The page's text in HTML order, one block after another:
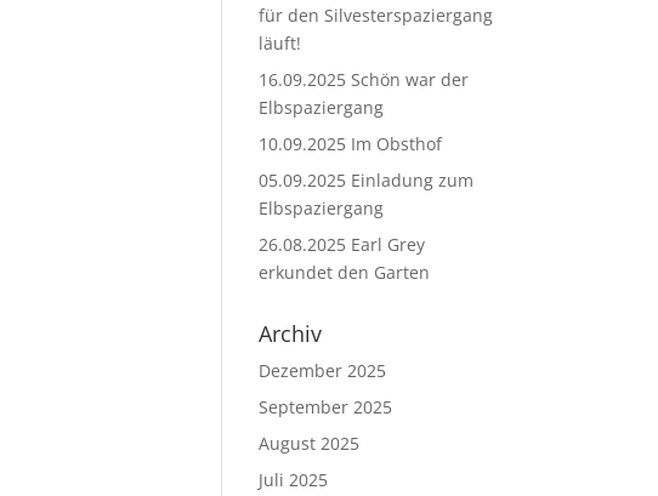
für den Silvesterspaziergang
läuft!
16.09.2025 Schön war der
Elbspaziergang
10.09.2025 Im Obsthof
05.09.2025 Einladung zum
Elbspaziergang
26.08.2025 Earl Grey
erkundet den Garten
Archiv
Dezember 2025
September 2025
August 2025
Juli 2025